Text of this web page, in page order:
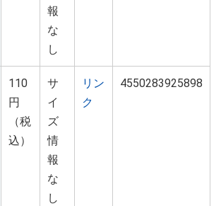
報
な
し
110
円
（税
込）
サ
イ
ズ
情
報
な
し
リン
ク
4550283925898